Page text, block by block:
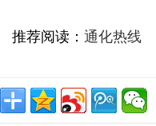
推荐阅读： 通化热线